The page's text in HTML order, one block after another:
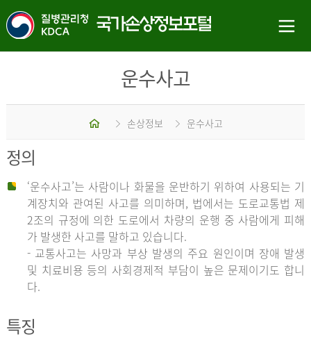
운수사고
홈 손상정보 운수사고
정의
‘운수사고’는 사람이나 화물을 운반하기 위하여 사용되는 기
계장치와 관여된 사고를 의미하며, 법에서는 도로교통법 제
2조의 규정에 의한 도로에서 차량의 운행 중 사람에게 피해
가 발생한 사고를 말하고 있습니다.
- 교통사고는 사망과 부상 발생의 주요 원인이며 장애 발생
및 치료비용 등의 사회경제적 부담이 높은 문제이기도 합니
다.
특징